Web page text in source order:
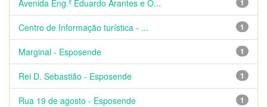
Avenida Eng.º Eduardo Arantes e O...
1
Centro de Informação turística - ...
1
Marginal - Esposende
1
Rei D. Sebastião - Esposende
1
Rua 19 de agosto - Esposende